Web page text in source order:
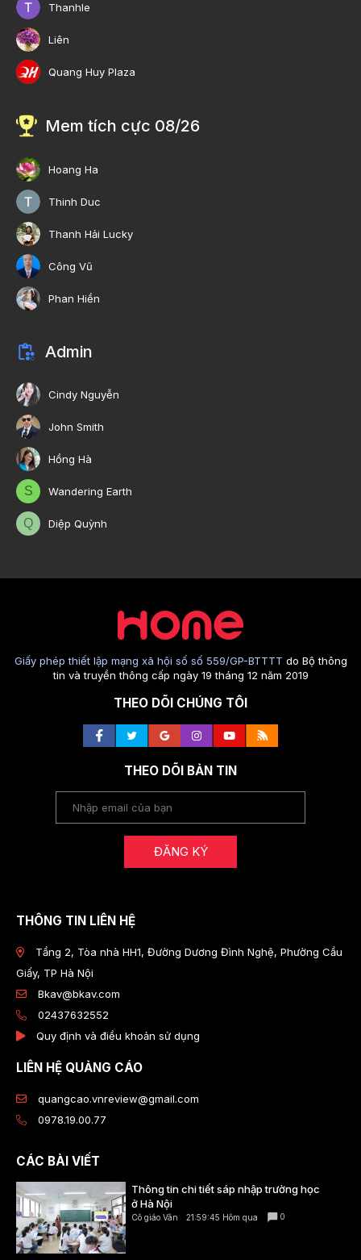
Thanhle
Liên
Quang Huy Plaza
Mem tích cực 08/26
Hoang Ha
Thinh Duc
Thanh Hải Lucky
Công Vũ
Phan Hiền
Admin
Cindy Nguyễn
John Smith
Hồng Hà
S Wandering Earth
Q Diệp Quỳnh
Giấy phép thiết lập mạng xã hội số số 559/GP-BTTTT do Bộ thông
tin và truyền thông cấp ngày 19 tháng 12 năm 2019
THEO DÕI CHÚNG TÔI
THEO DÕI BẢN TIN
ĐĂNG KÝ
THÔNG TIN LIÊN HỆ
Tầng 2, Tòa nhà HH1, Đường Dương Đình Nghệ, Phường Cầu
Giấy, TP Hà Nội
Bkav@bkav.com
02437632552
Quy định và điều khoản sử dụng
LIÊN HỆ QUẢNG CÁO
quangcao.vnreview@gmail.com
0978.19.00.77
CÁC BÀI VIẾT
Thông tin chi tiết sáp nhập trường học
ở Hà Nội
Cô giáo Vân 21:59:45 Hôm qua 0